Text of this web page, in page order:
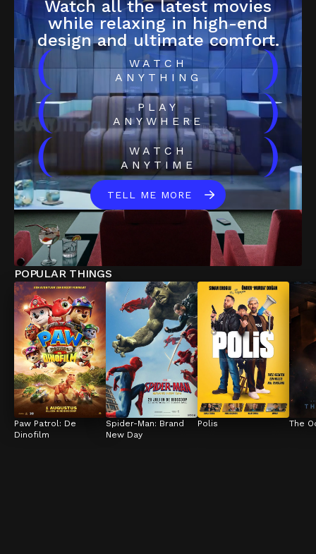
Watch all the latest movies
while relaxing in high-end
design and ultimate comfort.
(
WATCH
ANYTHING
)
(
PLAY
ANYWHERE
)
(
WATCH
ANYTIME
)
TELL ME MORE
POPULAR THINGS
Paw Patrol: De
Dinofilm
Spider-Man: Brand
New Day
Polis The